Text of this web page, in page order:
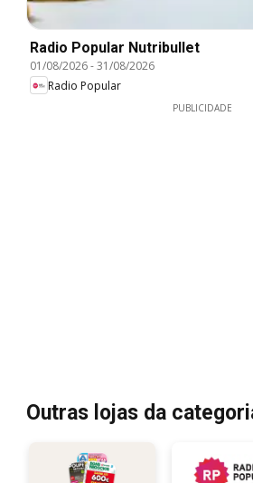
Radio Popular Nutribullet
01/08/2026-31/08/2026
Radio Popular
PUBLICIDADE
Outras lojas da